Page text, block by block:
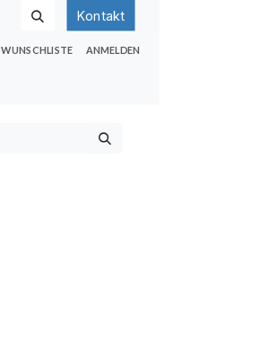
Kontakt
WUNSCHLISTE ANMELDEN